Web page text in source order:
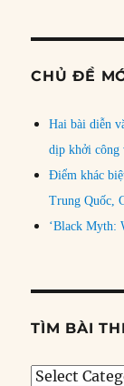
CHỦ ĐỀ
Hai bài diễn
dịp khởi công
Điểm khác
Trung Quốc,
‘Black Myth:
TÌM BÀI
Tìm